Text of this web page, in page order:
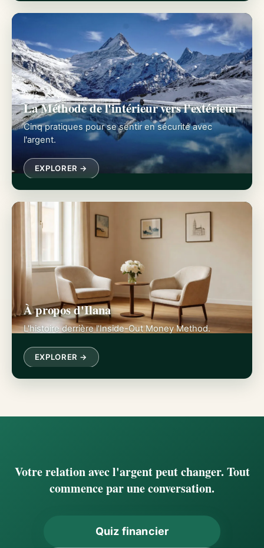
La Méthode de l'intérieur vers l'extérieur
Cinq pratiques pour se sentir en sécurité avec
l'argent.
EXPLORER →
À propos d'Ilana
L'histoire derrière l'Inside-Out Money Method.
EXPLORER →
Votre relation avec l'argent peut changer. Tout
commence par une conversation.
Quiz financier